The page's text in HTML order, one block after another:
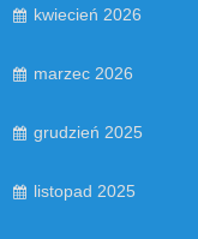
kwiecień 2026
marzec 2026
grudzień 2025
listopad 2025